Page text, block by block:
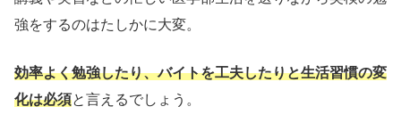
強をするのはたしかに大変。
効率よく勉強したり、バイトを工夫したりと生活習慣の変
化は必須と言えるでしょう。